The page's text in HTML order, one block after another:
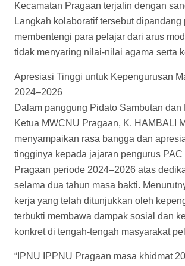
Kecamatan Pragaan terjalin dengan
Langkah kolaboratif tersebut dipandang
membentengi para pelajar dari arus
tidak menyaring nilai-nilai agama serta
Apresiasi Tinggi untuk Kepengurusan
2024–2026
Dalam panggung Pidato Sambutan dan
Ketua MWCNU Pragaan, K. HAMBALI
menyampaikan rasa bangga dan
tingginya kepada jajaran pengurus
Pragaan periode 2024–2026 atas
selama dua tahun masa bakti.
kerja yang telah ditunjukkan oleh
terbukti membawa dampak sosial dan
konkret di tengah-tengah masyarakat
“IPNU IPPNU Pragaan masa khidmat